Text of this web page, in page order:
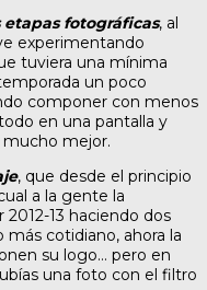
fotográficas, al
experimentando
tuviera una mínima
un poco
componer con menos
en una pantalla y
mejor.
, que desde el principio
a la gente la
13 haciendo dos
cotidiano, ahora la
su logo… pero en
una foto con el filtro